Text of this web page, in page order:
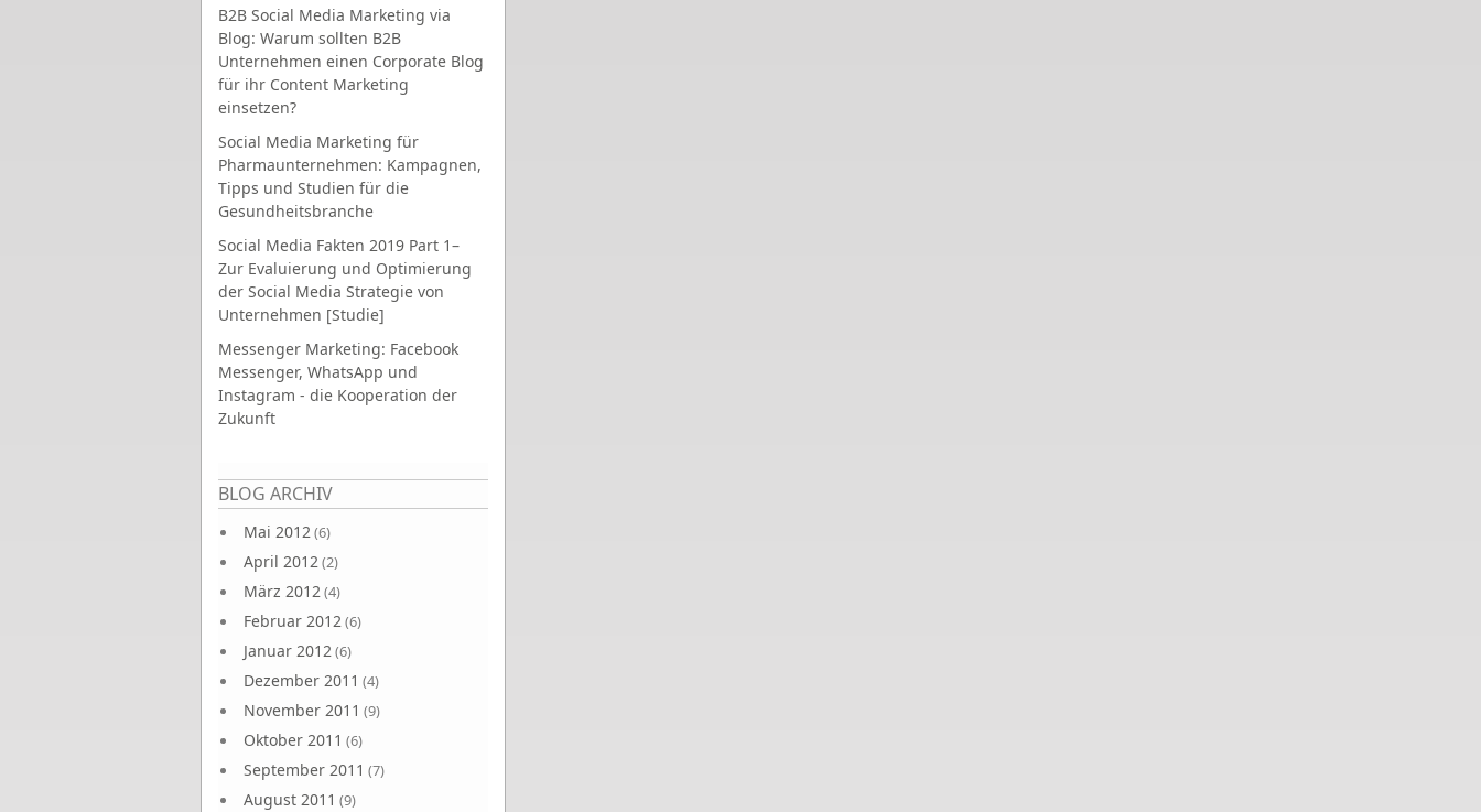
B2B Social Media Marketing via
Blog: Warum sollten B2B
Unternehmen einen Corporate Blog
für ihr Content Marketing
einsetzen?
Social Media Marketing für
Pharmaunternehmen: Kampagnen,
Tipps und Studien für die
Gesundheitsbranche
Social Media Fakten 2019 Part 1–
Zur Evaluierung und Optimierung
der Social Media Strategie von
Unternehmen [Studie]
Messenger Marketing: Facebook
Messenger, WhatsApp und
Instagram - die Kooperation der
Zukunft
BLOG ARCHIV
Mai 2012(6)
April 2012(2)
März 2012(4)
Februar 2012(6)
Januar 2012(6)
Dezember 2011 (4)
November 2011 (9)
Oktober 2011 (6)
September 2011 (7)
August 2011 (9)
Seiten